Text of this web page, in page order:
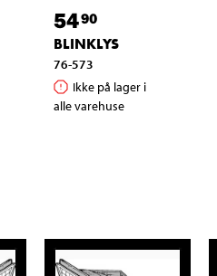
5490
BLINKLYS
76-573
Ikke på lager i
alle varehuse